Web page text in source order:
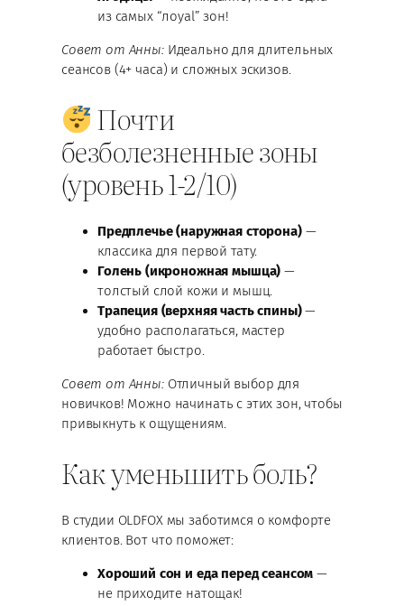
из самых “лoyal” зон!
Совет от Анны:Идеально для длительных
сеансов (4+ часа) и сложных эскизов.
Почти
безболезненные зоны
(уровень 1-2/10)
Предплечье (наружная сторона)—
классика для первой тату.
Голень (икроножная мышца) —
толстый слой кожи и мышц.
Трапеция (верхняя часть спины)—
удобно располагаться, мастер
работает быстро.
Совет от Анны:Отличный выбор для
новичков! Можно начинать с этих зон, чтобы
привыкнуть к ощущениям.
Как уменьшить боль?
В студии OLDFOX мы заботимся о комфорте
клиентов. Вот что поможет:
Хороший сон и еда перед сеансом —
не приходите натощак!